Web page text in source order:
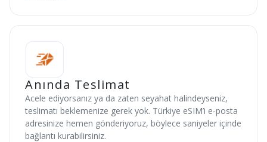
Anında Teslimat
Acele ediyorsanız ya da zaten seyahat halindeyseniz,
teslimatı beklemenize gerek yok. Türkiye eSIM’i e-posta
adresinize hemen gönderiyoruz, böylece saniyeler içinde
bağlantı kurabilirsiniz.